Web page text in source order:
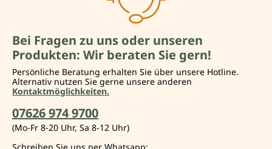
Bei Fragen zu uns oder unseren
Produkten: Wir beraten Sie gern!
Persönliche Beratung erhalten Sie über unsere Hotline.
Alternativ nutzen Sie gerne unsere anderen
Kontaktmöglichkeiten.
07626 974 9700
(Mo-Fr 8-20 Uhr, Sa 8-12 Uhr)